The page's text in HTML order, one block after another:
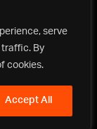
serve
traffic. By
cookies.
Accept All